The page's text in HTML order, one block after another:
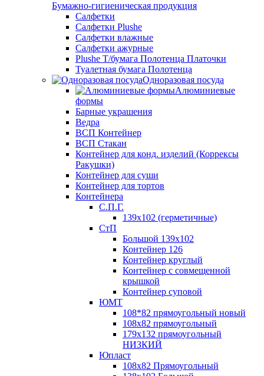
Бумажно-гигиеническая продукция
Салфетки
Салфетки Plushe
Салфетки влажные
Салфетки ажурные
Plushe Т/бумага Полотенца Платочки
Туалетная бумага Полотенца
Одноразовая посуда
Алюминиевые
формы
Барные украшения
Ведра
ВСП Контейнер
ВСП Стакан
Контейнер для конд. изделий (Коррексы
Ракушки)
Контейнер для суши
Контейнер для тортов
Контейнера
С.П.Г.
139х102 (герметичные)
СтП
Большой 139х102
Контейнер 126
Контейнер круглый
Контейнер с совмещенной
крышкой
Контейнер суповой
ЮМТ
108*82 прямоугольный новый
108х82 прямоугольный
179х132 прямоугольный
НИЗКИЙ
Юпласт
108х82 Прямоугольный